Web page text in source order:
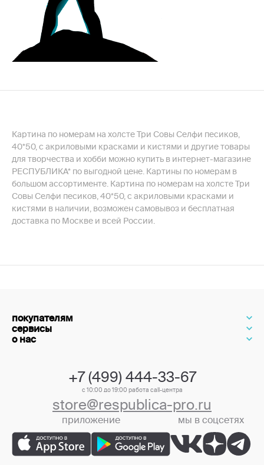
Картина по номерам на холсте Три Совы Селфи песиков,
40*50, с акриловыми красками и кистями и другие товары
для творчества и хобби можно купить в интернет-магазине
РЕСПУБЛИКА* по выгодной цене. Картины по номерам в
большом ассортименте. Картина по номерам на холсте Три
Совы Селфи песиков, 40*50, с акриловыми красками и
кистями в наличии, возможен самовывоз и бесплатная
доставка по Москве и всей России.
покупателям
сервисы
о нас
+7 (499) 444-33-67
с 10:00 до 19:00 работа call-центра
store@respublica-pro.ru
приложение мы в соцсетях